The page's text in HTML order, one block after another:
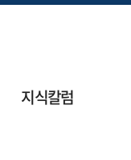
지식칼럼